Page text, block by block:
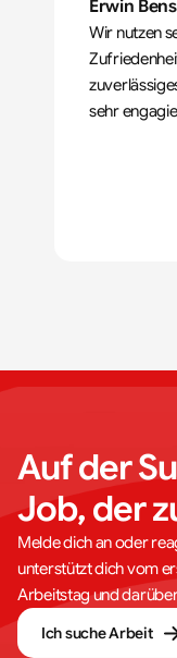
Erwin Bens
Wir nutzen
sehr
Auf der
Job, der
Melde dich an oder
unterstützt dich vom
Arbeitstag und
Ich suche Arbeit